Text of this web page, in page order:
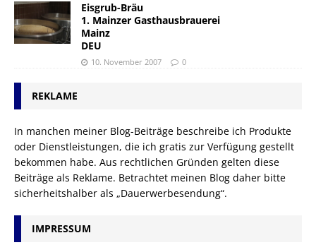
Eisgrub-Bräu
1. Mainzer Gasthausbrauerei
Mainz
DEU
10. November 2007 0
REKLAME
In manchen meiner Blog-Beiträge beschreibe ich Produkte
oder Dienstleistungen, die ich gratis zur Verfügung gestellt
bekommen habe. Aus rechtlichen Gründen gelten diese
Beiträge als Reklame. Betrachtet meinen Blog daher bitte
sicherheitshalber als „Dauerwerbesendung“.
IMPRESSUM